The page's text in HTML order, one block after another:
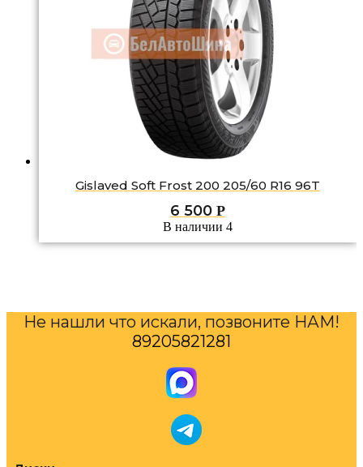
Gislaved Soft Frost 200 205/60 R16 96T
6 500 Р
В наличии 4
Не нашли что искали, позвоните НАМ!
89205821281